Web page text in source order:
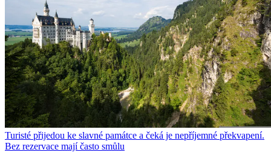
Turisté přijedou ke slavné památce a čeká je nepříjemné překvapení.
Bez rezervace mají často smůlu